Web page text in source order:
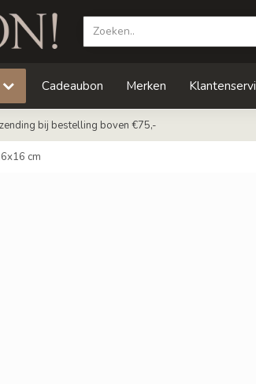
Cadeaubon Merken
bij bestelling boven €75,-
cm